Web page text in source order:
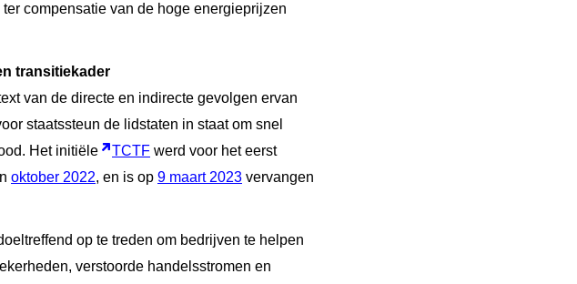
compensatie van de hoge energieprijzen
transitiekader
van de directe en indirecte gevolgen ervan
staatssteun de lidstaten in staat om snel
Het initiële
TCTF werd voor het eerst
oktober 2022, en is op 9 maart 2023 vervangen
op te treden om bedrijven te helpen
verstoorde handelsstromen en